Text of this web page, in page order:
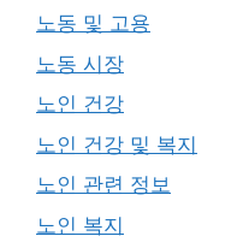
노동 및 고용
노동 시장
노인 건강
노인 건강 및 복지
노인 관련 정보
노인 복지